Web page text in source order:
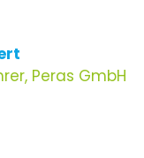
, Peras GmbH